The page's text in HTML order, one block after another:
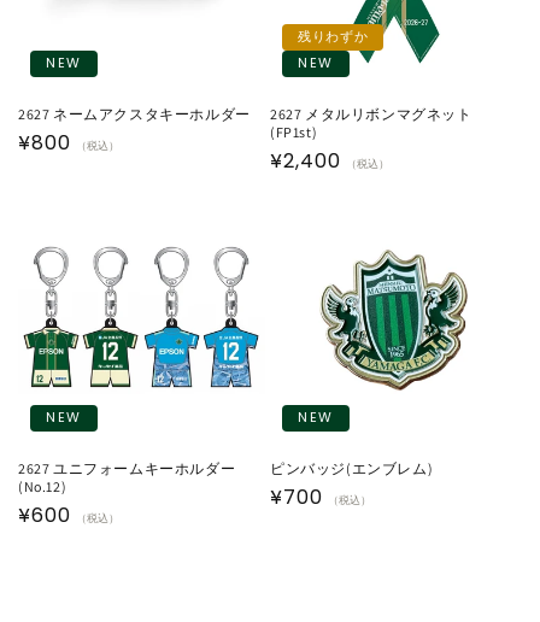
NEW
2627 ネームアクスタキーホルダー
通
¥800 （税込）
残りわずか
NEW
2627 メタルリボンマグネット
(FP1st)
通
¥2,400 （税込）
NEW
2627 ユニフォームキーホルダー
(No.12)
通
¥600 （税込）
NEW
ピンバッジ(エンブレム)
通
¥700 （税込）